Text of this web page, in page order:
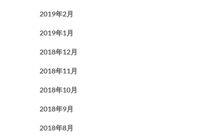
2019年2月
2019年1月
2018年12月
2018年11月
2018年10月
2018年9月
2018年8月